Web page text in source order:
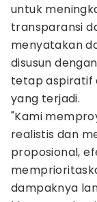
untuk
transparansi
menyatakan
disusun
tetap aspiratif
yang terjadi.
"Kami
realistis dan
proposional,
dampaknya